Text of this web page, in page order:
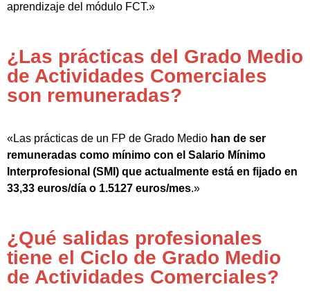
aprendizaje del módulo FCT.»
¿Las prácticas del Grado Medio
de Actividades Comerciales
son remuneradas?
«Las prácticas de un FP de Grado Medio han de ser
remuneradas como mínimo con el Salario Mínimo
Interprofesional (SMI) que actualmente está en fijado en
33,33 euros/día o 1.5127 euros/mes.»
¿Qué salidas profesionales
tiene el Ciclo de Grado Medio
de Actividades Comerciales?